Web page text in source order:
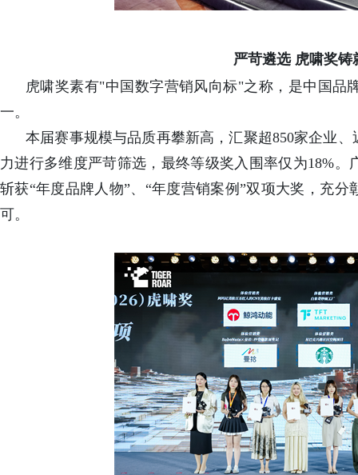
严苛遴选 虎啸奖铸
虎啸奖素有"中国数字营销风向标"之称，是中国品
一。
本届赛事规模与品质再攀新高，汇聚超850家企业
力进行多维度严苛筛选，最终等级奖入围率仅为18%
斩获“年度品牌人物”、“年度营销案例”双项大奖，充
可。